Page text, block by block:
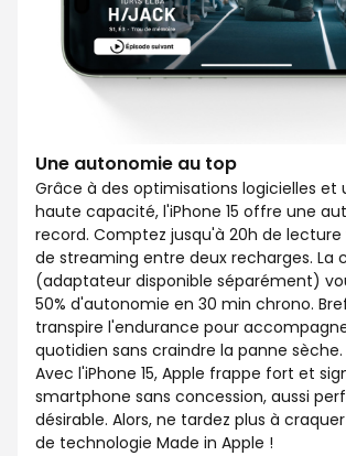
Une autonomie au top
Grâce à des optimisations logicielles et
haute capacité, l'iPhone 15 offre une
record. Comptez jusqu'à 20h de lecture
de streaming entre deux recharges. La
(adaptateur disponible séparément)
50% d'autonomie en 30 min chrono.
transpire l'endurance pour
quotidien sans craindre la panne sèche.
Avec l'iPhone 15, Apple frappe fort et
smartphone sans concession, aussi
désirable. Alors, ne tardez plus à
de technologie Made in Apple !